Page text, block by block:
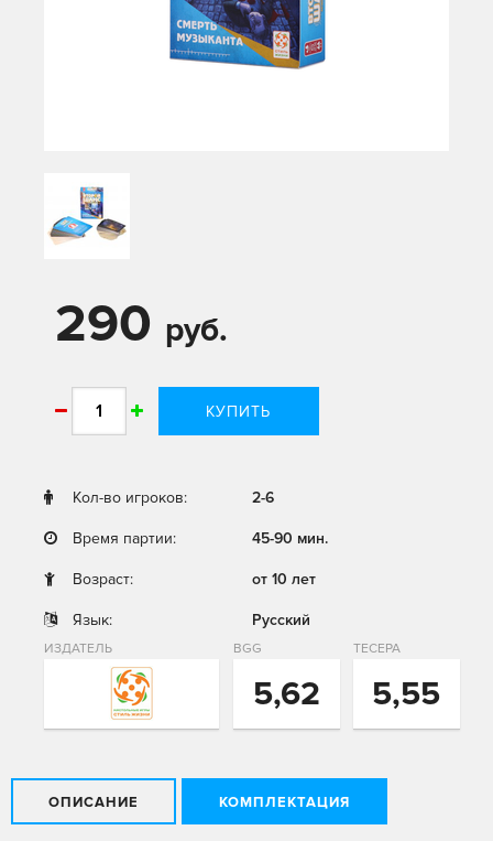
290 руб.
КУПИТЬ
Кол-во игроков: 2-6
Время партии: 45-90 мин.
Возраст: от 10 лет
Язык: Русский
ИЗДАТЕЛЬ BGG
5,62
ТЕСЕРА
5,55
ОПИСАНИЕ КОМПЛЕКТАЦИЯ